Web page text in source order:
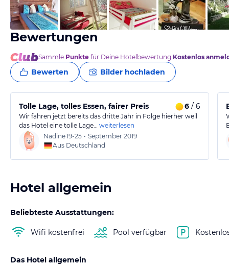
von Booking.com
Bewertungen
Sammle Punkte für Deine Hotelbewertung.Kostenlos
Bewerten Bilder hochladen
Tolle Lage, tolles Essen, fairer Preis 6 / 6
Wir fahren jetzt bereits das dritte Jahr in Folge hierher weil
das Hotel eine tolle Lage… weiterlesen
Nadine19-25 • September 2019
Aus Deutschland
Hotel allgemein
Beliebteste Ausstattungen:
Wifi kostenfrei Pool verfügbar
Das Hotel allgemein